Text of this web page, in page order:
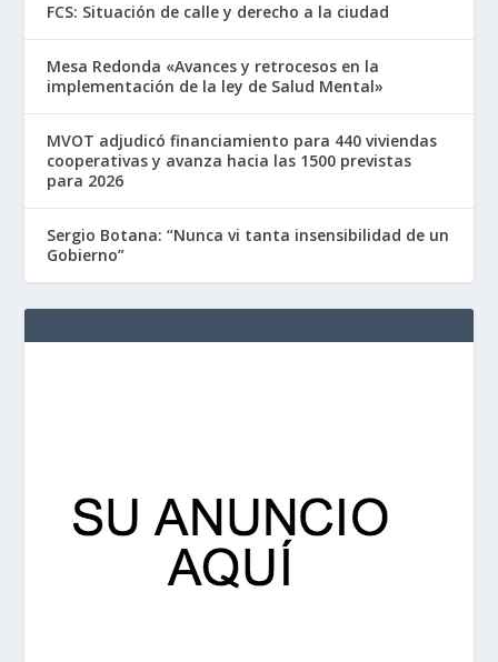
FCS: Situación de calle y derecho a la ciudad
Mesa Redonda «Avances y retrocesos en la
implementación de la ley de Salud Mental»
MVOT adjudicó financiamiento para 440 viviendas
cooperativas y avanza hacia las 1500 previstas
para 2026
Sergio Botana: “Nunca vi tanta insensibilidad de un
Gobierno”